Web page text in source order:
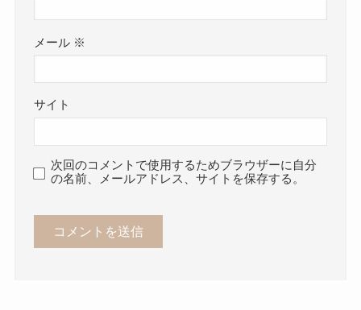
メール ※
サイト
次回のコメントで使用するためブラウザーに自分
の名前、メールアドレス、サイトを保存する。